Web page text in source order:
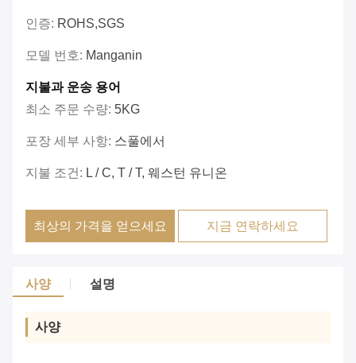
인증: ROHS,SGS
모델 번호: Manganin
지불과 운송 용어
최소 주문 수량: 5KG
포장 세부 사항: 스풀에서
지불 조건: L / C, T / T, 웨스턴 유니온
최상의 가격을 얻으세요 지금 연락하세요
사양 설명
사양